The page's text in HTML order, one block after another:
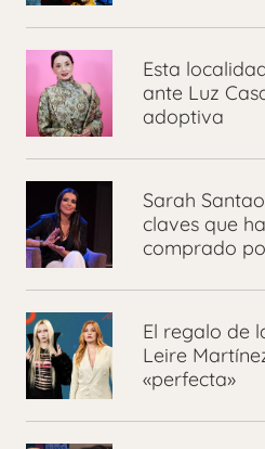
Esta
ante Luz
adoptiva
Sarah
claves que
comprado
El regalo de
Leire
«perfecta»